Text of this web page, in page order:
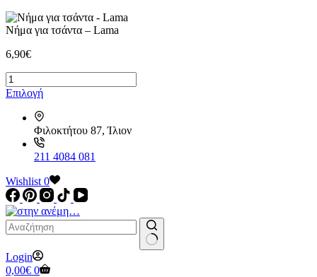
Νήμα για τσάντα – Lama
6,90€
Νήμα
για
τσάντα
ποσότητα
ΕπιλογήΑυτό
προϊόν
έχει
πολλαπλές
παραλλαγές.
επιλογές
μπορούν
να
επιλεγούν
στη
του
προϊόντος
Φιλοκτήτου 87, Ίλιον
211 4084 081
Wishlist 0
No
results
Login
Καλάθι
0,00€ 0